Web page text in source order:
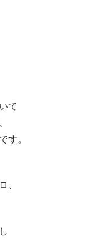
て
す。
、